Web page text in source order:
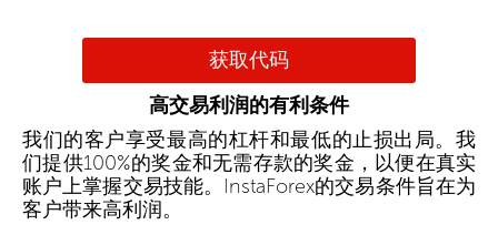
获取代码
高交易利润的有利条件
我们的客户享受最高的杠杆和最低的止损出局。我
们提供100%的奖金和无需存款的奖金，以便在真实
账户上掌握交易技能。InstaForex的交易条件旨在为
客户带来高利润。